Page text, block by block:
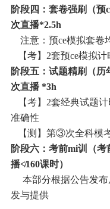
阶段四：套卷强刷（预
次直播*2.5h
注意：预ce模拟套卷
【考】2套预ce模拟
阶段五：试题精刷（
次直播 *3h
【考】2套经典试题
准确性
【测】第③次全科模
阶段六：考前mi训（考
播≮160课时）
本部分根据公告发布
发与提供